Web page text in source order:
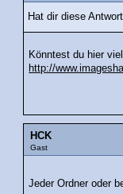
Hat dir diese
Könntest du hier
http://
HCK
Gast
Jeder Ordner oder